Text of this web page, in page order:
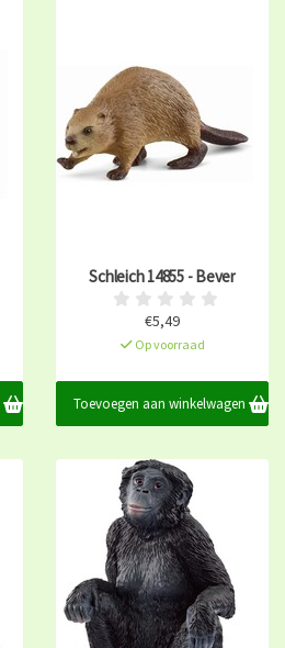
Schleich 14855 - Bever
€5,49
Op voorraad
Toevoegen aan winkelwagen